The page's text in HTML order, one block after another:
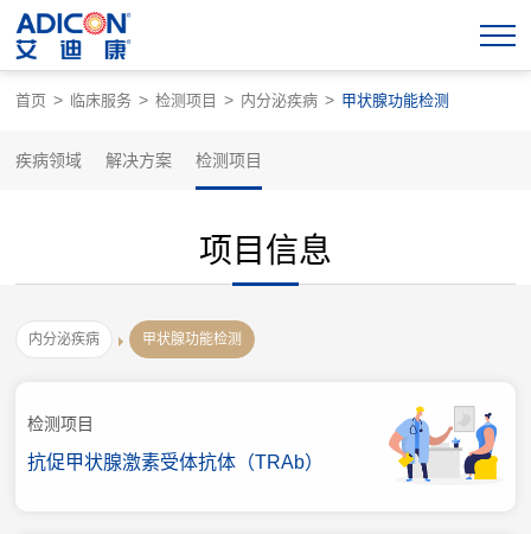
首页 > 临床服务 > 检测项目 > 内分泌疾病 > 甲状腺功能检测
疾病领域 解决方案 检测项目
项目信息
内分泌疾病 甲状腺功能检测
检测项目
抗促甲状腺激素受体抗体（TRAb）